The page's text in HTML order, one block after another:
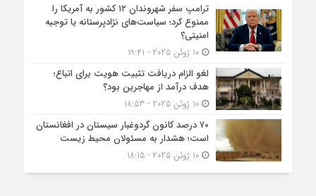
ترامپ سفر شهروندان ۱۲ کشور به آمریکا را
ممنوع کرد؛ سیاست‌های نژادپرستانه یا توجیه
امنیتی؟
10 ژوئن 2025 - 19:41
لغو الزام دریافت تثبیت هویت برای اتباع؛
هدف درآمد از مهاجرین بود؟
10 ژوئن 2025 - 18:53
۷۰ درصد کانون گردوغبار سیستان در افغانستان
است؛ هشدار به مسئولان محیط زیست
10 ژوئن 2025 - 18:15